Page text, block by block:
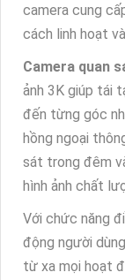
camera cung
cách linh hoạt
Camera quan
ảnh 3K giúp tái
đến từng góc
hồng ngoại
sát trong đêm
hình ảnh chất
Với chức năng
động người
từ xa mọi hoạt